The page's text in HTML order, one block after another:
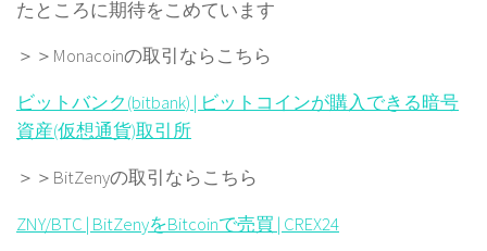
たところに期待をこめています
＞＞Monacoinの取引ならこちら
ビットバンク(bitbank) | ビットコインが購入できる暗号
資産(仮想通貨)取引所
＞＞BitZenyの取引ならこちら
ZNY/BTC | BitZenyをBitcoinで売買 | CREX24